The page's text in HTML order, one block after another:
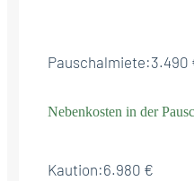
Pauschalmiete:3.490
Nebenkosten in der
Kaution:6.980 €